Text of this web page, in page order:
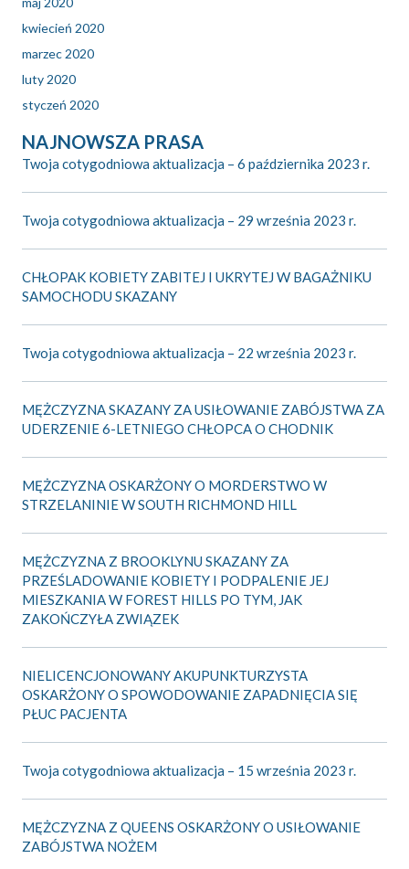
kwiecień 2020
marzec 2020
luty 2020
styczeń 2020
NAJNOWSZA PRASA
Twoja cotygodniowa aktualizacja – 6 października 2023 r.
Twoja cotygodniowa aktualizacja – 29 września 2023 r.
CHŁOPAK KOBIETY ZABITEJ I UKRYTEJ W BAGAŻNIKU
SAMOCHODU SKAZANY
Twoja cotygodniowa aktualizacja – 22 września 2023 r.
MĘŻCZYZNA SKAZANY ZA USIŁOWANIE ZABÓJSTWA ZA
UDERZENIE 6-LETNIEGO CHŁOPCA O CHODNIK
MĘŻCZYZNA OSKARŻONY O MORDERSTWO W
STRZELANINIE W SOUTH RICHMOND HILL
MĘŻCZYZNA Z BROOKLYNU SKAZANY ZA
PRZEŚLADOWANIE KOBIETY I PODPALENIE JEJ
MIESZKANIA W FOREST HILLS PO TYM, JAK
ZAKOŃCZYŁA ZWIĄZEK
NIELICENCJONOWANY AKUPUNKTURZYSTA
OSKARŻONY O SPOWODOWANIE ZAPADNIĘCIA SIĘ
PŁUC PACJENTA
Twoja cotygodniowa aktualizacja – 15 września 2023 r.
MĘŻCZYZNA Z QUEENS OSKARŻONY O USIŁOWANIE
ZABÓJSTWA NOŻEM